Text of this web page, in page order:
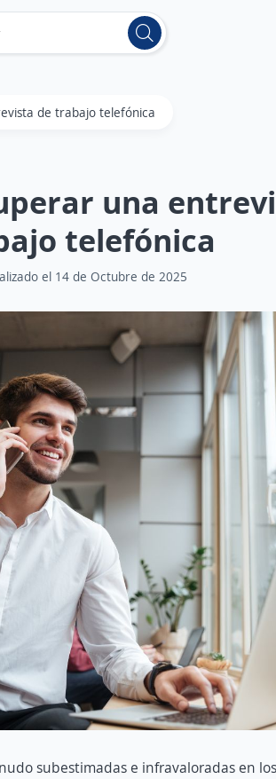
de trabajo telefónica
una
telefónica
el 14 de Octubre de 2025
subestimadas e infravaloradas en